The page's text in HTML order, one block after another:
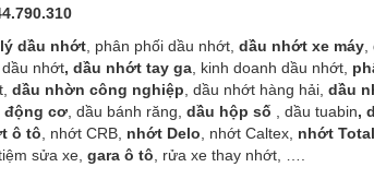
dầu nhớt , phân phối dầu nhớt, dầu nhớt xe máy
dầu nhớt, dầu nhớt tay ga , kinh doanh dầu nhớt,
dầu nhờn công nghiệp , dầu nhớt hàng hải, dầu
động cơ , dầu bánh răng, dầu hộp số , dầu tuabin,
ô tô , nhớt CRB, nhớt Delo , nhớt Caltex, nhớt Total
sửa xe, gara ô tô , rửa xe thay nhớt, ….